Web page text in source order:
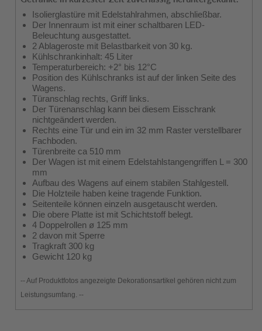
Isolierglastüre mit Edelstahlrahmen, abschließbar.
Der Innenraum ist mit einer schaltbaren LED-
Beleuchtung ausgestattet.
2 Ablageroste mit Belastbarkeit von 30 kg.
Kühlschrankinhalt: 45 Liter
Temperaturbereich: +2° bis 12°C
Position des Kühlschranks ist auf der linken Seite des
Wagens.
Türanschlag rechts, Griff links.
Der Türenanschlag kann bei diesem Eisschrank
nichtgeändert werden.
Rechts eine Tür und ein im 32 mm Raster verstellbarer
Fachboden.
Türenbreite ca 510 mm
Der Wagen ist mit einem Edelstahlstangengriffen L = 300
mm
Aufbau des Wagens auf einem stabilen Stahlgestell.
Die Holzteile haben keine tragende Funktion.
Seitenteile können einzeln ausgetauscht werden.
Die obere Platte ist mit Schichtstoff belegt.
4 Doppelrollen ø 125 mm
2 davon mit Sperre
Tragkraft 300 kg
Gewicht 120 kg
-- Auf Produktfotos angezeigte Dekorationsartikel gehören nicht zum
Leistungsumfang. --